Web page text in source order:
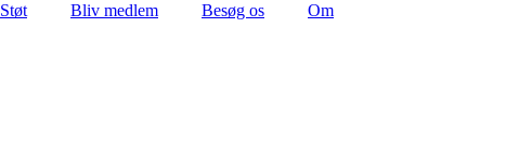
Støt Bliv medlem Besøg os Om